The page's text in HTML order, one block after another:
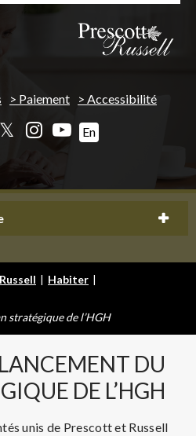
Paiement Accessibilité
𝕏 En
| Habiter |
stratégique de l’HGH
DU
DE L’HGH
unis de Prescott et Russell